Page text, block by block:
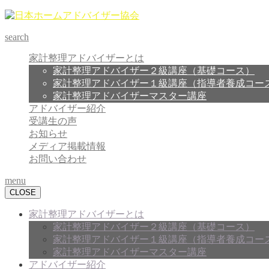
search
家計整理アドバイザーとは
家計整理アドバイザー２級講座（基礎コース）
家計整理アドバイザー１級講座（指導者養成コー
家計整理アドバイザーマスター講座
アドバイザー紹介
受講生の声
お知らせ
メディア掲載情報
お問い合わせ
menu
CLOSE
家計整理アドバイザーとは
家計整理アドバイザー２級講座（基礎コース）
家計整理アドバイザー１級講座（指導者養成コー
家計整理アドバイザーマスター講座
アドバイザー紹介